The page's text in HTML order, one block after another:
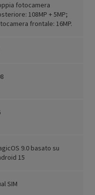
fotocamera
108MP + 5MP;
frontale: 16MP.
9.0 basato su
15
SIM